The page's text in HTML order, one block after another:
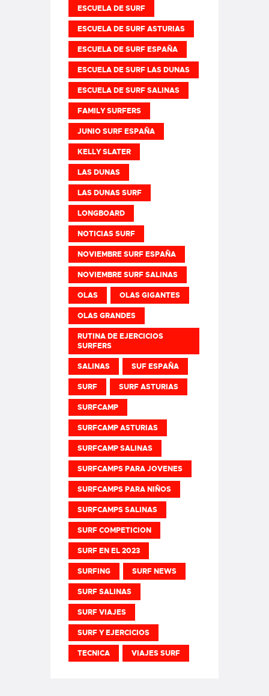
ESCUELA DE SURF
ESCUELA DE SURF ASTURIAS
ESCUELA DE SURF ESPAÑA
ESCUELA DE SURF LAS DUNAS
ESCUELA DE SURF SALINAS
FAMILY SURFERS
JUNIO SURF ESPAÑA
KELLY SLATER
LAS DUNAS
LAS DUNAS SURF
LONGBOARD
NOTICIAS SURF
NOVIEMBRE SURF ESPAÑA
NOVIEMBRE SURF SALINAS
OLAS OLAS GIGANTES
OLAS GRANDES
RUTINA DE EJERCICIOS
SURFERS
SALINAS SUF ESPAÑA
SURF SURF ASTURIAS
SURFCAMP
SURFCAMP ASTURIAS
SURFCAMP SALINAS
SURFCAMPS PARA JOVENES
SURFCAMPS PARA NIÑOS
SURFCAMPS SALINAS
SURF COMPETICION
SURF EN EL 2023
SURFING SURF NEWS
SURF SALINAS
SURF VIAJES
SURF Y EJERCICIOS
TECNICA VIAJES SURF